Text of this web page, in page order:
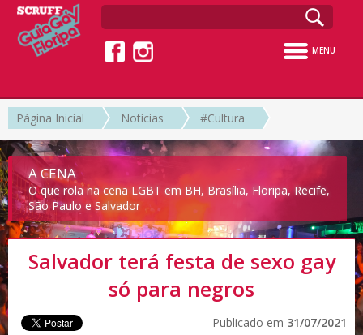
MENU
Página Inicial Notícias #Cultura
A CENA
O que rola na cena LGBT em BH, Brasília, Floripa, Recife,
São Paulo e Salvador
Salvador terá festa de sexo gay
só para negros
Publicado em 31/07/2021